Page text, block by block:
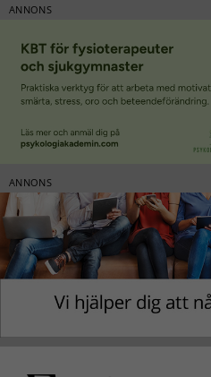
ANNONS
ANNONS